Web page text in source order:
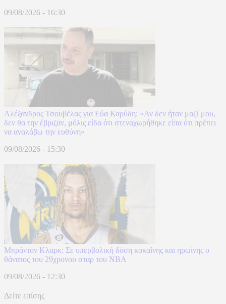
09/08/2026 - 16:30
Αλέξανδρος Τσουβέλας για Εύα Καρύδη: «Αν δεν ήταν μαζί μου,
δεν θα την έβριζαν, μόλις είδα ότι στεναχωρήθηκε είπα ότι πρέπει
να αναλάβω την ευθύνη»
09/08/2026 - 15:30
Μπράντον Κλαρκ: Σε υπερβολική δόση κοκαΐνης και ηρωίνης ο
θάνατος του 29χρονου σταρ του NBA
09/08/2026 - 12:30
Δείτε επίσης